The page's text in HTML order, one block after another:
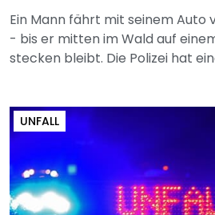
Ein Mann fährt mit seinem Auto
- bis er mitten im Wald auf
stecken bleibt. Die Polizei hat
UNFALL